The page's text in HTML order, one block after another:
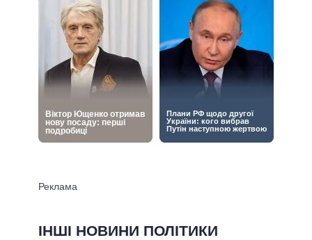
ІНШІ НОВИНИ ПОЛІТИКИ